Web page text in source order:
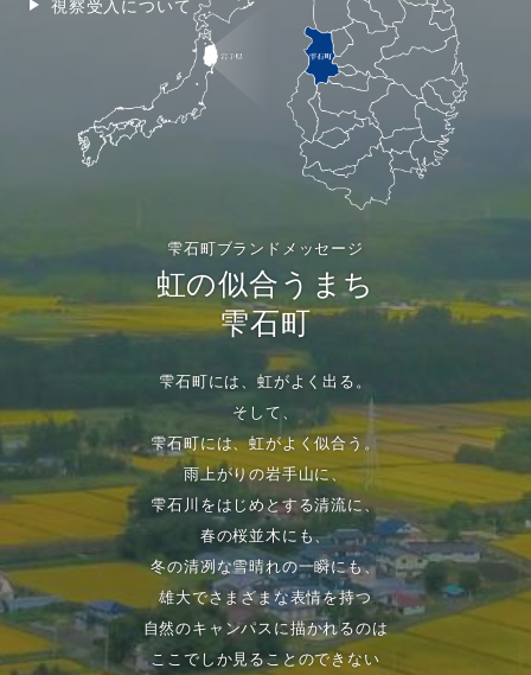
視察受入について
雫石町ブランドメッセージ
虹の似合うまち
雫石町
雫石町には、虹がよく出る。
そして、
雫石町には、虹がよく似合う。
雨上がりの岩手山に、
雫石川をはじめとする清流に、
春の桜並木にも、
冬の清冽な雪晴れの一瞬にも、
雄大でさまざまな表情を持つ
自然のキャンパスに描かれるのは
ここでしか見ることのできない